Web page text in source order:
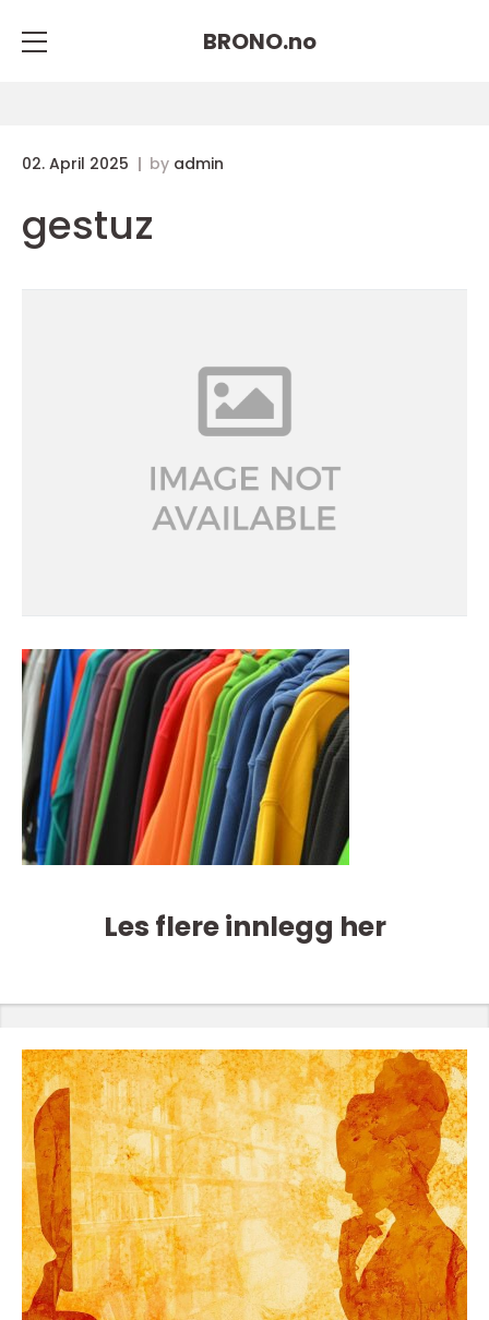
BRONO.no
02. April 2025 by admin
gestuz
Les flere innlegg her